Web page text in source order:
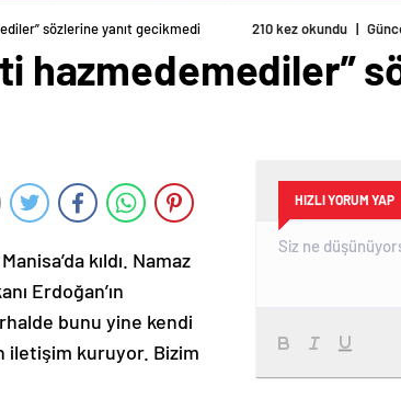
sözlerine yanıt gecikmedi 210 kez okundu |
hazmedemediler”
kıldı. Namaz
Erdoğan’ın
bunu yine kendi
iletişim kuruyor. Bizim
HIZLI YORUM YAP